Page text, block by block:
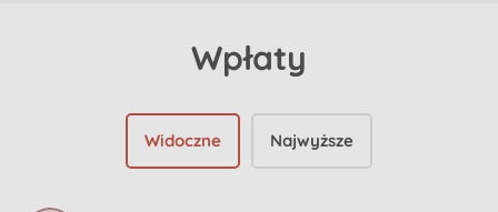
Wpłaty
Widoczne Najwyższe